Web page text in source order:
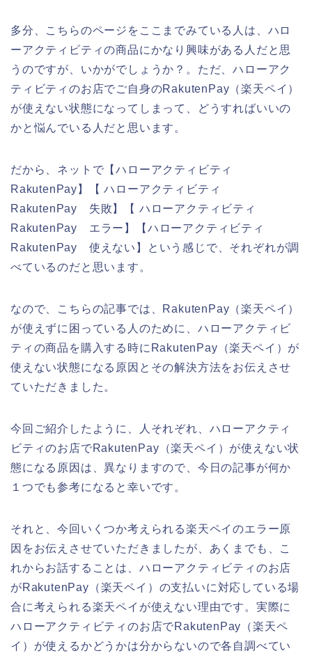
多分、こちらのページをここまでみている人は、ハロ
ーアクティビティの商品にかなり興味がある人だと思
うのですが、いかがでしょうか？。ただ、ハローアク
ティビティのお店でご自身のRakutenPay（楽天ペイ）
が使えない状態になってしまって、どうすればいいの
かと悩んでいる人だと思います。
だから、ネットで【ハローアクティビティ
RakutenPay】【 ハローアクティビティ
RakutenPay 失敗】【 ハローアクティビティ
RakutenPay エラー】【ハローアクティビティ
RakutenPay 使えない】という感じで、それぞれが調
べているのだと思います。
なので、こちらの記事では、RakutenPay（楽天ペイ）
が使えずに困っている人のために、ハローアクティビ
ティの商品を購入する時にRakutenPay（楽天ペイ）が
使えない状態になる原因とその解決方法をお伝えさせ
ていただきました。
今回ご紹介したように、人それぞれ、ハローアクティ
ビティのお店でRakutenPay（楽天ペイ）が使えない状
態になる原因は、異なりますので、今日の記事が何か
１つでも参考になると幸いです。
それと、今回いくつか考えられる楽天ペイのエラー原
因をお伝えさせていただきましたが、あくまでも、こ
れからお話することは、ハローアクティビティのお店
がRakutenPay（楽天ペイ）の支払いに対応している場
合に考えられる楽天ペイが使えない理由です。実際に
ハローアクティビティのお店でRakutenPay（楽天ペ
イ）が使えるかどうかは分からないので各自調べてい